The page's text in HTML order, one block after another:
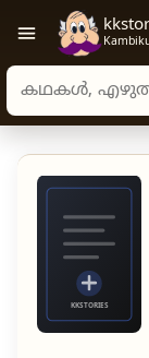
Open
Search stories,